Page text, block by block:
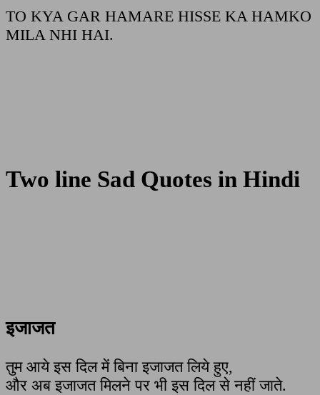
TO KYA GAR HAMARE HISSE KA HAMKO
MILA NHI HAI.
Two line Sad Quotes in Hindi
इजाजत
तुम आये इस दिल में बिना इजाजत लिये हुए,
और अब इजाजत मिलने पर भी इस दिल से नहीं जाते.